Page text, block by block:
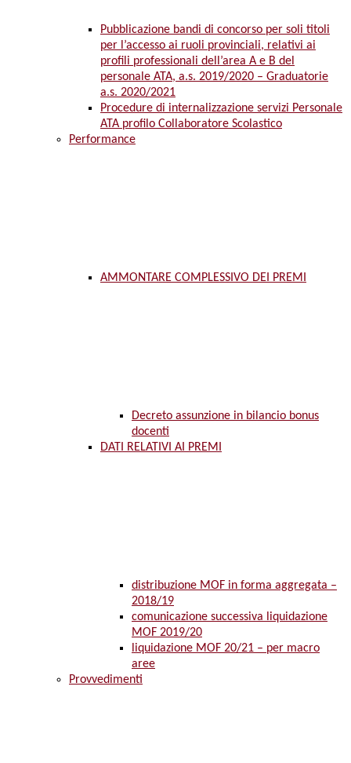
Pubblicazione bandi di concorso per soli titoli
per l’accesso ai ruoli provinciali, relativi ai
profili professionali dell’area A e B del
personale ATA, a.s. 2019/2020 – Graduatorie
a.s. 2020/2021
Procedure di internalizzazione servizi Personale
ATA profilo Collaboratore Scolastico
Performance
AMMONTARE COMPLESSIVO DEI PREMI
Decreto assunzione in bilancio bonus
docenti
DATI RELATIVI AI PREMI
distribuzione MOF in forma aggregata –
2018/19
comunicazione successiva liquidazione
MOF 2019/20
liquidazione MOF 20/21 – per macro
aree
Provvedimenti